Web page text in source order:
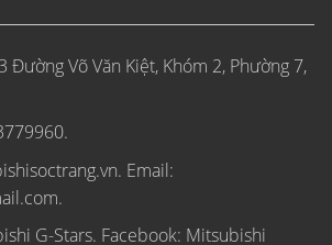
Đường Võ Văn Kiệt, Khóm 2, Phường 7,
Email:
G-Stars. Facebook: Mitsubishi